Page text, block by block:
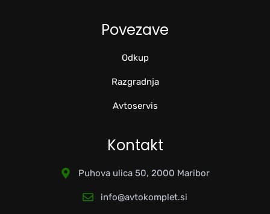
Povezave
Odkup
Razgradnja
Avtoservis
Kontakt
Puhova ulica 50, 2000 Maribor
info@avtokomplet.si